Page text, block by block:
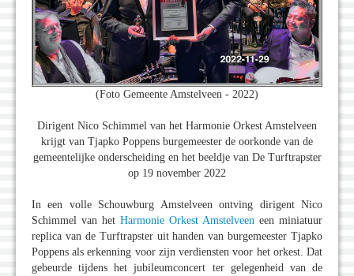
(Foto Gemeente Amstelveen - 2022)
Dirigent Nico Schimmel van het Harmonie Orkest Amstelveen
krijgt van Tjapko Poppens burgemeester de oorkonde van de
gemeentelijke onderscheiding en het beeldje van De Turftrapster
op 19 november 2022
In een volle Schouwburg Amstelveen ontving dirigent Nico
Schimmel van het Harmonie Orkest Amstelveen een miniatuur
replica van de Turftrapster uit handen van burgemeester Tjapko
Poppens als erkenning voor zijn verdiensten voor het orkest. Dat
gebeurde tijdens het jubileumconcert ter gelegenheid van de